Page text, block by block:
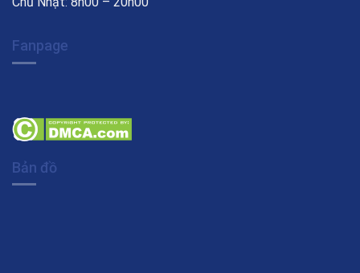
Fanpage
Bản đồ